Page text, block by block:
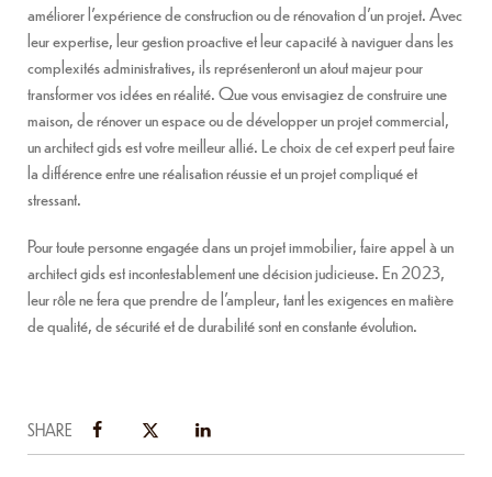
améliorer l’expérience de construction ou de rénovation d’un projet. Avec
leur expertise, leur gestion proactive et leur capacité à naviguer dans les
complexités administratives, ils représenteront un atout majeur pour
transformer vos idées en réalité. Que vous envisagiez de construire une
maison, de rénover un espace ou de développer un projet commercial,
un architect gids est votre meilleur allié. Le choix de cet expert peut faire
la différence entre une réalisation réussie et un projet compliqué et
stressant.
Pour toute personne engagée dans un projet immobilier, faire appel à un
architect gids est incontestablement une décision judicieuse. En 2023,
leur rôle ne fera que prendre de l’ampleur, tant les exigences en matière
de qualité, de sécurité et de durabilité sont en constante évolution.
SHARE